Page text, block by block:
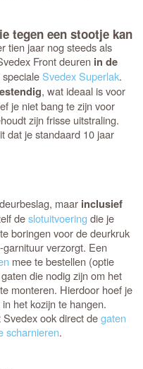
tegen een stootje kan
tien jaar nog steeds als
Front deuren in de
Svedex Superlak.
, wat ideaal is voor
je niet bang te zijn voor
zijn frisse uitstraling.
dat je standaard 10 jaar
maar inclusief
deslotuitvoeringdie je
boringen voor de deurkruk
verzorgt. Een
mee te bestellen (optie
die nodig zijn om het
monteren. Hierdoor hoef je
het kozijn te hangen.
ook direct degaten
scharnieren.